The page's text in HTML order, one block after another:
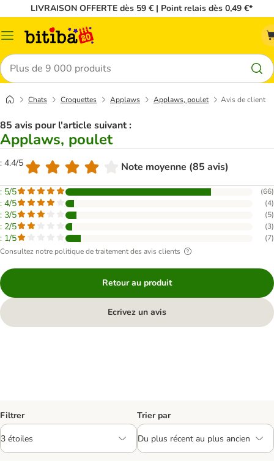
LIVRAISON OFFERTE dès 59 € | Point relais dès 0,49 €*
Menu
Rechercher
Chats Croquettes Applaws Applaws, poulet Avis de client
85 avis pour l'article suivant :
Applaws, poulet
: 4.4/5 Note moyenne (85 avis)
: 5/5 (66)
: 4/5 (4)
: 3/5 (5)
: 2/5 (3)
: 1/5 (7)
Consultez notre politique de traitement des avis clients
Retour au produit
Ecrivez un avis
Filtrer Trier par